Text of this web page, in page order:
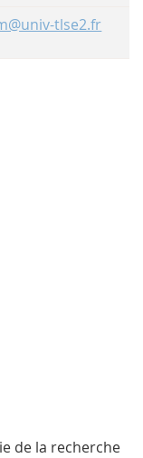
tlse2.fr
de la recherche